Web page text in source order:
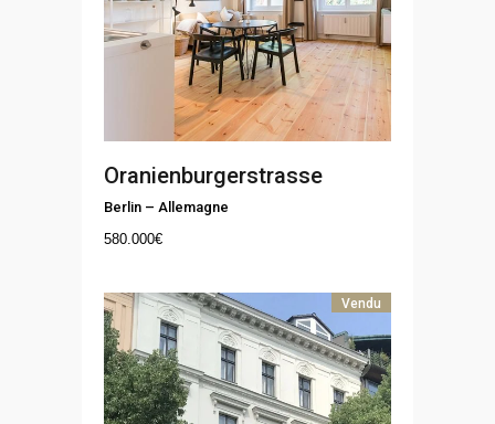
Oranienburgerstrasse
Berlin – Allemagne
580.000€
Vendu